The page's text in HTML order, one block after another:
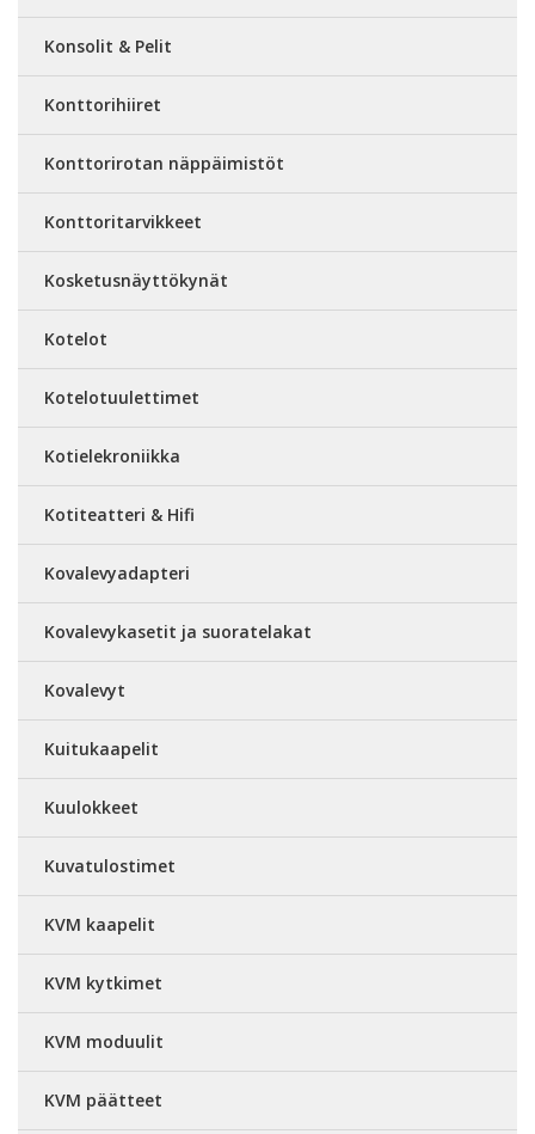
Konsolit & Pelit
Konttorihiiret
Konttorirotan näppäimistöt
Konttoritarvikkeet
Kosketusnäyttökynät
Kotelot
Kotelotuulettimet
Kotielekroniikka
Kotiteatteri & Hifi
Kovalevyadapteri
Kovalevykasetit ja suoratelakat
Kovalevyt
Kuitukaapelit
Kuulokkeet
Kuvatulostimet
KVM kaapelit
KVM kytkimet
KVM moduulit
KVM päätteet